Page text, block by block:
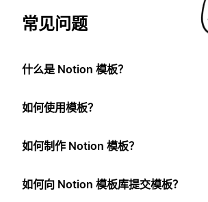
常见问题
什么是 Notion 模板？
如何使用模板？
如何制作 Notion 模板？
如何向 Notion 模板库提交模板？